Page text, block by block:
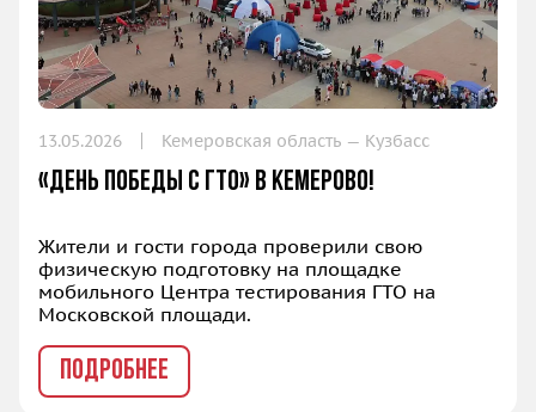
13.05.2026 Кемеровская область — Кузбасс
«День Победы с ГТО» в Кемерово!
Жители и гости города проверили свою
физическую подготовку на площадке
мобильного Центра тестирования ГТО на
Московской площади.
ПОДРОБНЕЕ